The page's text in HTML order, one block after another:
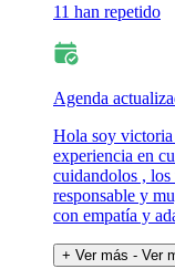
11 han repetido
Agenda
Hola soy victoria
experiencia en
cuidandolos ,
responsable y
con empatía y
+ Ver más - Ver